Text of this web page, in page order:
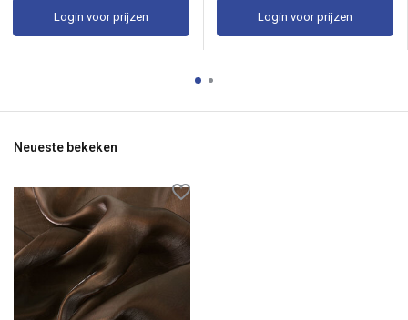
Login voor prijzen Login voor prijzen
Neueste bekeken